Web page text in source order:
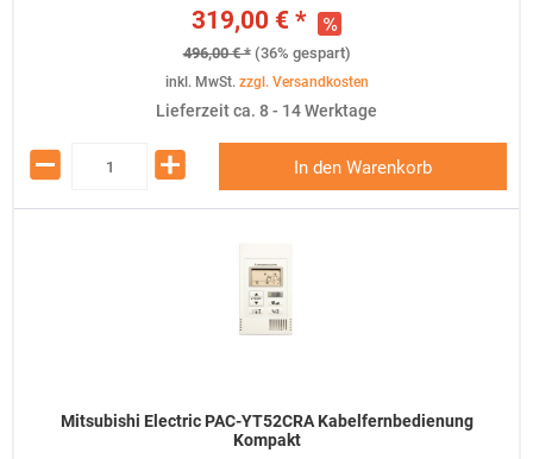
319,00 € *
496,00 € * (36% gespart)
inkl. MwSt. zzgl. Versandkosten
Lieferzeit ca. 8 - 14 Werktage
In den Warenkorb
Mitsubishi Electric PAC-YT52CRA Kabelfernbedienung
Kompakt